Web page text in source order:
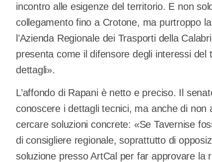
incontro alle esigenze del territorio. E non
collegamento fino a Crotone, ma purtroppo
l’Azienda Regionale dei Trasporti della
presenta come il difensore degli interessi
dettagli».
L’affondo di Rapani è netto e preciso. Il
conoscere i dettagli tecnici, ma anche di
cercare soluzioni concrete: «Se Tavernise
di consigliere regionale, soprattutto di
soluzione presso ArtCal per far approvare la